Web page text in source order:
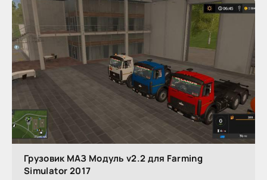
Грузовик МАЗ Модуль v2.2 для Farming
Simulator 2017